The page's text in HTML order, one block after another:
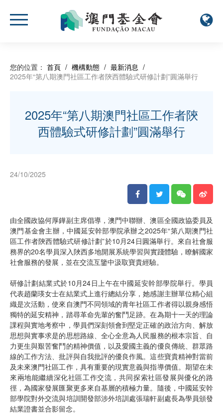
您的位置： 首頁 / 機構動態 / 最新消息 /
2025年“第八期澳門社區工作者陝西體驗式研修計劃”圓滿舉行
2025年“第八期澳門社區工作者陝
西體驗式研修計劃”圓滿舉行
24/10/2025
由全國政協何厚鏵副主席倡導，澳門中聯辦、澳區全國政協委員及
澳門基金會主辦，中國延安幹部學院承辦之2025年“第八期澳門社
區工作者陝西體驗式研修計劃”於10月24日圓滿舉行。來自社會服
務界的20名學員深入陜西多地開展系統學習與實踐體驗，瞭解國家
社會服務的發展，並在交流互鑒中汲取寶貴經驗。
研修計劃結業式於10月24日上午在中國延安幹部學院舉行。學員
代表趙蘭瑛女士在結業式上進行總結分享，她感謝主辦單位精心組
織是次活動，使來自澳門不同領域的青年社區工作者得以親身感悟
獨特的延安精神，踏尋革命先輩的奮鬥足跡。在為期十一天的理論
課程與實地考察中，學員們深刻領會到堅定正確的政治方向、解放
思想與實事求是的思想路線、全心全意為人民服務的根本宗旨、自
力更生與艱苦奮鬥的精神價值，以及愛國主義的優良傳統、群眾路
線的工作方法、批評與自我批評的優良作風。這些寶貴精神對當前
及未來澳門社區工作，具有重要的現實意義與指導價值。期望在未
來兩地能繼續深化社區工作交流，共同探索社區發展與優化的路
徑，為國家發展匯聚更多來自基層的積極力量。隨後，中國延安幹
部學院對外交流與培訓開發部涉外培訓處張瑞軒副處長為學員頒發
結業證書並合影留念。